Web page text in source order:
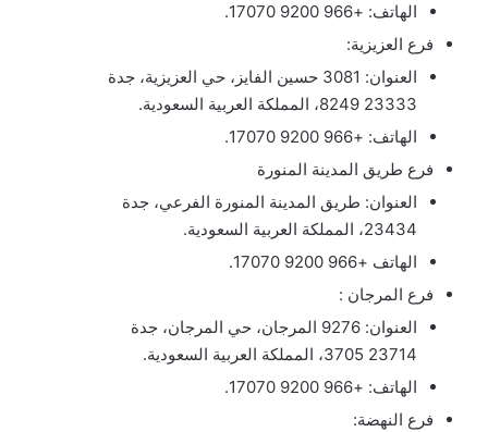
الهاتف: +966 9200 17070.
فرع العزيزية:
العنوان: 3081 حسين الفايز، حي العزيزية، جدة
23333 8249، المملكة العربية السعودية.
الهاتف: +966 9200 17070.
فرع طريق المدينة المنورة
العنوان: طريق المدينة المنورة الفرعي، جدة
23434، المملكة العربية السعودية.
الهاتف +966 9200 17070.
فرع المرجان :
العنوان: 9276 المرجان، حي المرجان، جدة
23714 3705، المملكة العربية السعودية.
الهاتف: +966 9200 17070.
فرع النهضة: